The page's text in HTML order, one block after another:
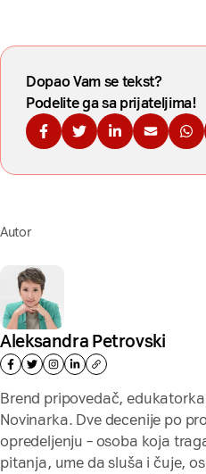
Dopao Vam se tekst?
Podelite ga sa prijateljima!
Podelite na Fejsbuku
Podelite na Tviteru
Podelite na
Podelite
Autor
Aleksandra Petrovski
Brend pripovedač,
Novinarka. Dve decenije po
opredeljenju – osoba koja
pitanja, ume da sluša i čuje,